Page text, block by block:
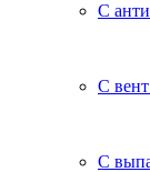
С
С
С